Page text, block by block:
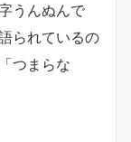
うんぬんで
られているの
つまらな